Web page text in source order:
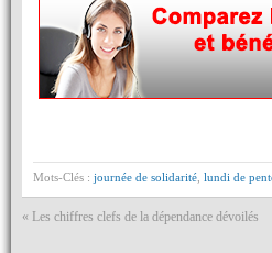
Mots-Clés : journée de solidarité lundi de
« Les chiffres clefs de la dépendance dévoilés